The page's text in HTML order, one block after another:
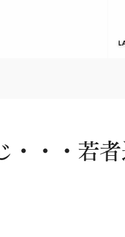
・・若